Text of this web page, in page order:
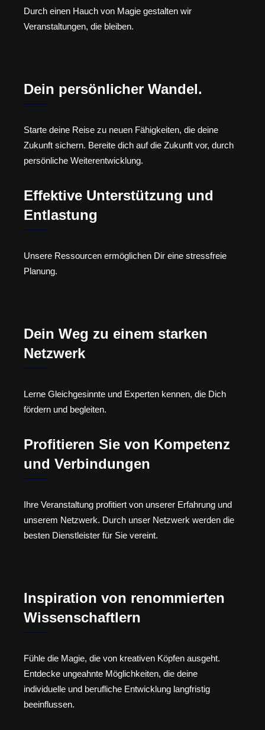
Durch einen Hauch von Magie gestalten wir
Veranstaltungen, die bleiben.
Dein persönlicher Wandel.
Starte deine Reise zu neuen Fähigkeiten, die deine
Zukunft sichern. Bereite dich auf die Zukunft vor, durch
persönliche Weiterentwicklung.
Effektive Unterstützung und
Entlastung
Unsere Ressourcen ermöglichen Dir eine stressfreie
Planung.
Dein Weg zu einem starken
Netzwerk
Lerne Gleichgesinnte und Experten kennen, die Dich
fördern und begleiten.
Profitieren Sie von Kompetenz
und Verbindungen
Ihre Veranstaltung profitiert von unserer Erfahrung und
unserem Netzwerk. Durch unser Netzwerk werden die
besten Dienstleister für Sie vereint.
Inspiration von renommierten
Wissenschaftlern
Fühle die Magie, die von kreativen Köpfen ausgeht.
Entdecke ungeahnte Möglichkeiten, die deine
individuelle und berufliche Entwicklung langfristig
beeinflussen.